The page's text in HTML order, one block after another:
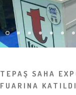
TEPAŞ SAHA
FUARINA KATILDI